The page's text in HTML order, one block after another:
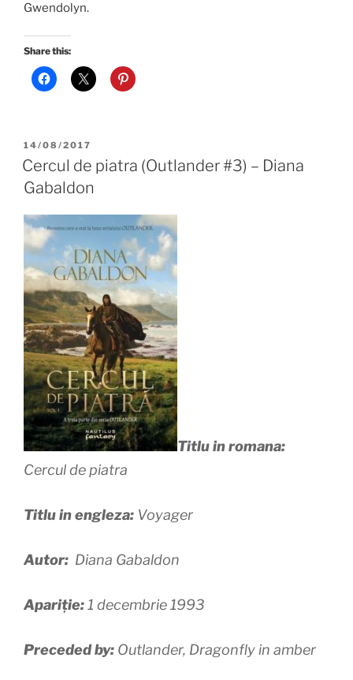
Gwendolyn.
Share this:
POSTED
ON
14/08/2017
Cercul de piatra (Outlander #3) – Diana
Gabaldon
Titlu in romana:
Cercul de piatra
Titlu in engleza: Voyager
Autor: Diana Gabaldon
Apariție:1 decembrie 1993
Preceded by: Outlander, Dragonfly in amber